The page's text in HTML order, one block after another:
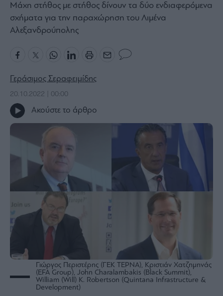
Law
Bloomberg
Financial
The
Wiseman
Room
My
Winners
&
Επι-
θετικά
ESG
Today
Mononews2030
Άρθρα
Μάχη στήθος με στήθος δίνουν τα δύο ενδιαφερόμενα
σχήματα για την παραχώρηση του Λιμένα
Αλεξανδρούπολης
Γεράσιμος Σεραφειμίδης
20.10.2022 | 00:00
Ακούστε το άρθρο
Γιώργος Περιστέρης (ΓΕΚ ΤΕΡΝΑ), Κριστιάν Χατζημηνάς
(EFA Group), John Charalambakis (Black Summit),
William (Will) K. Robertson (Quintana Infrastructure &
Development)